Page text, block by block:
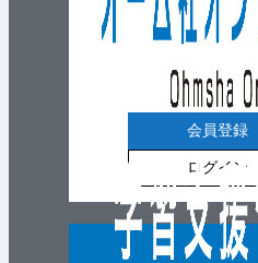
会員登録
ログイン